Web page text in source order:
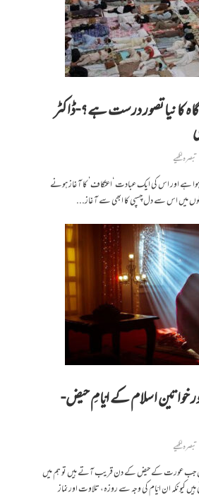
کا نیا تصور درست ہے؟-ڈاکٹر
تبصرہ لکھیے
ہوا ہے اور اس کی ایک عبادت ‘اعتکاف’ کا آغاز ہونے
میں اس سے دل چسپی کا ابھی سے آغاز...
خواتین اسلام کے ایّامِ حیض-
تبصرہ لکھیے
جب عورت کے حیض کے دن قریب آتے ہیں تو ہم میں
کیونکہ ان ایّام کی وجہ سے روزہ، تلاوت اور نماز